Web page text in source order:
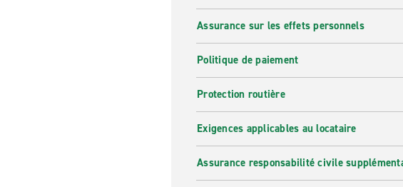
Assurance sur les effets personnels
Politique de paiement
Protection routière
Exigences applicables au locataire
Assurance responsabilité civile